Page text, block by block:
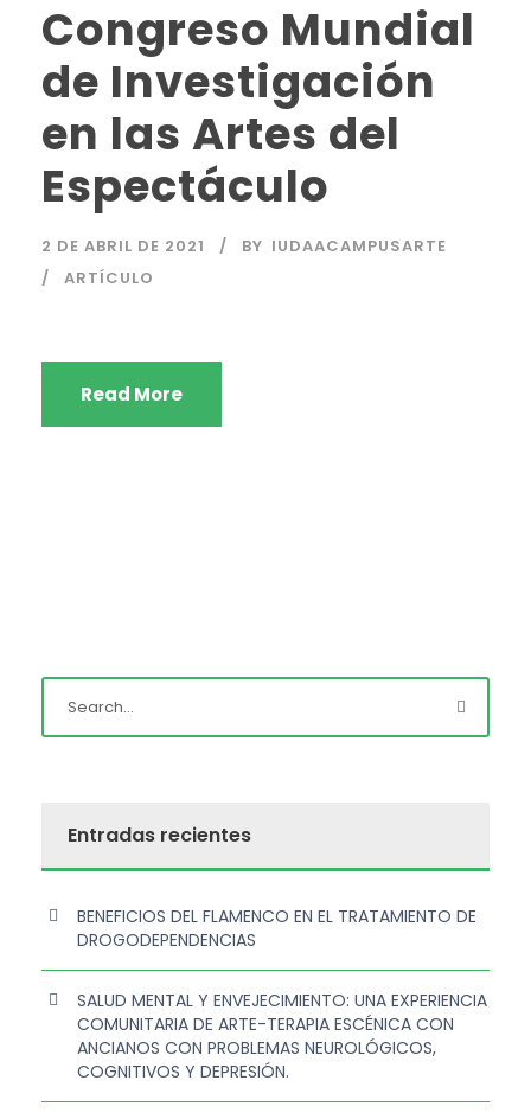
Congreso Mundial
de Investigación
en las Artes del
Espectáculo
2 DE ABRIL DE 2021 BY IUDAACAMPUSARTE
ARTÍCULO
Read More
Entradas recientes
BENEFICIOS DEL FLAMENCO EN EL TRATAMIENTO DE
DROGODEPENDENCIAS
SALUD MENTAL Y ENVEJECIMIENTO: UNA EXPERIENCIA
COMUNITARIA DE ARTE-TERAPIA ESCÉNICA CON
ANCIANOS CON PROBLEMAS NEUROLÓGICOS,
COGNITIVOS Y DEPRESIÓN.